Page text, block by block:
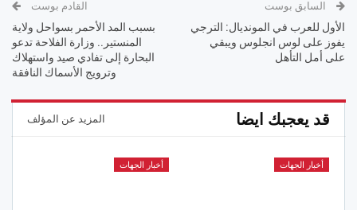
السابق بوست
الأول للعرب في المونديال: الترجي
يفوز على لوس انجلوس ويبقي
على أمل التأهل
القادم بوست
بسبب المد الأحمر بسواحل ولاية
المنستير.. وزارة الفلاحة تدعو
البحارة إلى تفادي صيد واستهلاك
وترويج الأسماك النافقة
قد يعجبك ايضا المزيد عن المؤلف
أخبار الجهات أخبار الجهات